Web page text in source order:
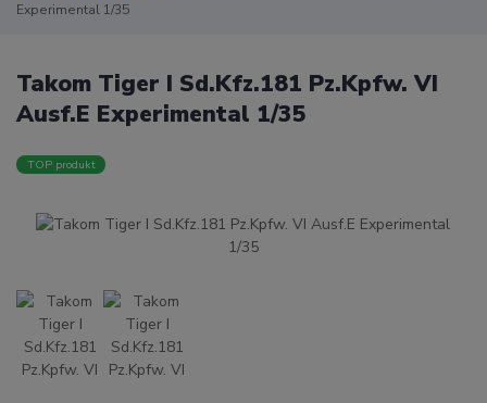
Experimental 1/35
Takom Tiger I Sd.Kfz.181 Pz.Kpfw. VI
Ausf.E Experimental 1/35
TOP produkt